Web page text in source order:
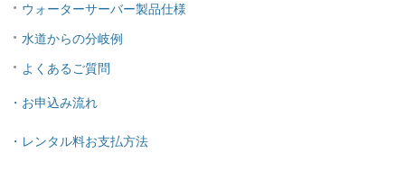
ウォーターサーバー製品仕様
水道からの分岐例
よくあるご質問
・お申込み流れ
・レンタル料お支払方法